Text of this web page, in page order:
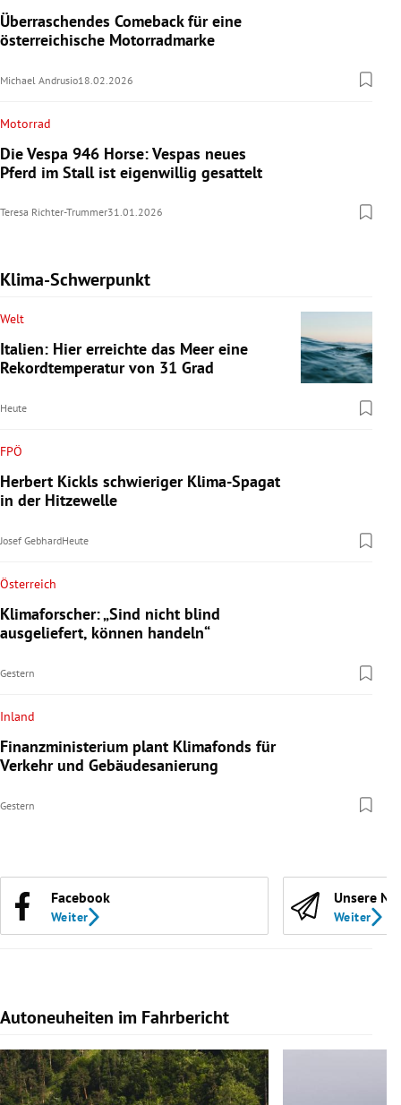
Überraschendes Comeback für eine
österreichische Motorradmarke
Michael Andrusio18.02.2026
Motorrad
Die Vespa 946 Horse: Vespas neues
Pferd im Stall ist eigenwillig gesattelt
Teresa Richter-Trummer31.01.2026
Klima-Schwerpunkt
Welt
Italien: Hier erreichte das Meer eine
Rekordtemperatur von 31 Grad
Heute
FPÖ
Herbert Kickls schwieriger Klima-Spagat
in der Hitzewelle
Josef GebhardHeute
Österreich
Klimaforscher: „Sind nicht blind
ausgeliefert, können handeln“
Gestern
Inland
Finanzministerium plant Klimafonds für
Verkehr und Gebäudesanierung
Gestern
Facebook
Weiter
Unsere
Weiter
Autoneuheiten im Fahrbericht
Slide 1 von 7